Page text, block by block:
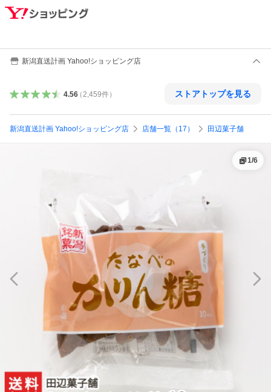
新潟直送計画 Yahoo!ショッピング店
4.56（ 2,459件） ストアトップを見る
新潟直送計画 Yahoo!ショッピング店 店舗一覧（17） 田辺菓子舗
1/6